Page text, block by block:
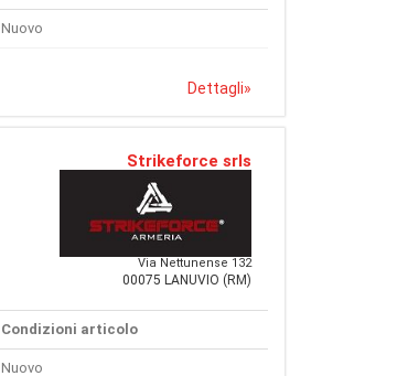
Nuovo
Dettagli»
Strikeforce srls
Via Nettunense 132
00075 LANUVIO (RM)
Condizioni articolo
Nuovo